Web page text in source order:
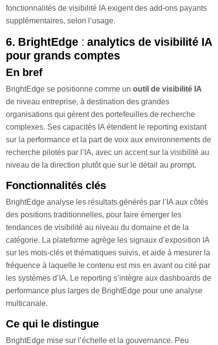
fonctionnalités de visibilité IA exigent des add-ons payants
supplémentaires, selon l’usage.
6. BrightEdge : analytics de visibilité IA
pour grands comptes
En bref
BrightEdge se positionne comme un outil de visibilité IA
de niveau entreprise, à destination des grandes
organisations qui gèrent des portefeuilles de recherche
complexes. Ses capacités IA étendent le reporting existant
sur la performance et la part de voix aux environnements de
recherche pilotés par l’IA, avec un accent sur la visibilité au
niveau de la direction plutôt que sur le détail au prompt.
Fonctionnalités clés
BrightEdge analyse les résultats générés par l’IA aux côtés
des positions traditionnelles, pour faire émerger les
tendances de visibilité au niveau du domaine et de la
catégorie. La plateforme agrège les signaux d’exposition IA
sur les mots-clés et thématiques suivis, et aide à mesurer la
fréquence à laquelle le contenu est mis en avant ou cité par
les systèmes d’IA. Le reporting s’intègre aux dashboards de
performance plus larges de BrightEdge pour une analyse
multicanale.
Ce qui le distingue
BrightEdge mise sur l’échelle et la gouvernance. Peu